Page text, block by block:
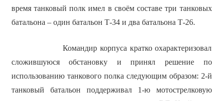
время танковый полк имел в своём составе три танковых
батальона – один батальон Т-34 и два батальона Т-26.
Командир корпуса кратко охарактеризовал
сложившуюся обстановку и принял решение по
использованию танкового полка следующим образом: 2-й
танковый батальон поддерживал 1-ю мотострелковую